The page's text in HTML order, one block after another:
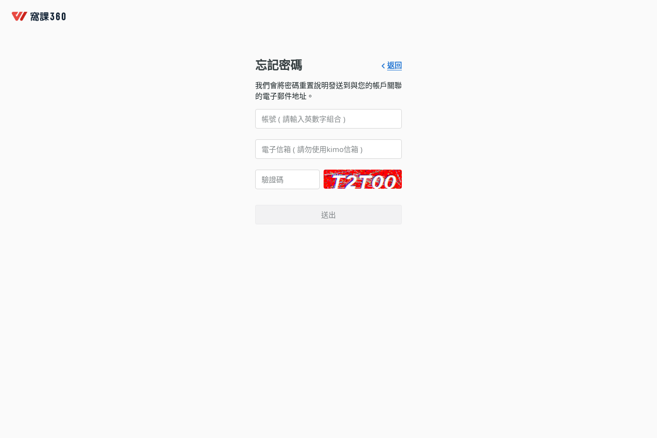
忘記密碼 返回
我們會將密碼重置說明發送到與您的帳戶關聯
的電子郵件地址。
送出